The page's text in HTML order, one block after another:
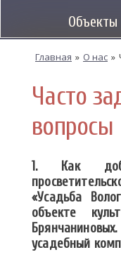
Объекты
Главная » О нас »
Часто
вопросы
1. Как
«Усадьба
объекте
усадебный